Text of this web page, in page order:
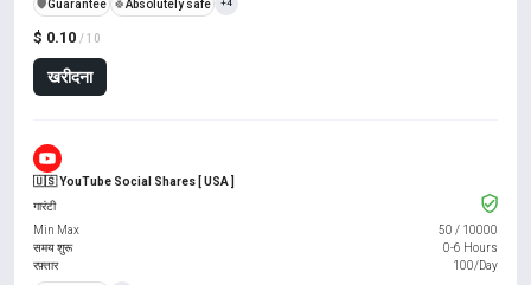
$ 0.10 / 10
खरीदना
️🛡️Guarantee 🍀Absolutely safe +4
🇺🇸 YouTube Social Shares [ USA ]
गारंटी
Min Max
50 / 10000
समय शुरू
0-6 Hours
रफ़्तार
100/Day